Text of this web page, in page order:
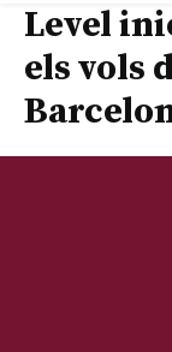
Level
els vols